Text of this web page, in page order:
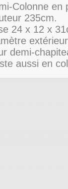
Colonne en
235cm.
24 x 12 x
demi-
aussi en